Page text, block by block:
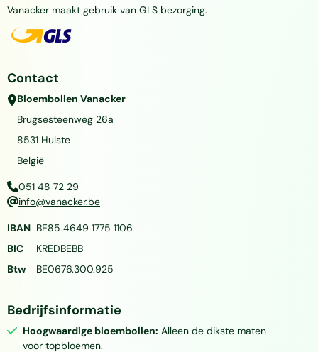
Vanacker maakt gebruik van GLS bezorging.
Contact
Bloembollen Vanacker
Brugsesteenweg 26a
8531 Hulste
België
051 48 72 29
info@vanacker.be
IBAN BE85 4649 1775 1106
BIC
KREDBEBB
Btw
BE0676.300.925
Bedrijfsinformatie
Hoogwaardige bloembollen: Alleen de dikste maten
voor topbloemen.